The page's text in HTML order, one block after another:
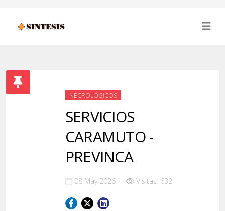
NECROLÓGICOS
SERVICIOS
CARAMUTO -
PREVINCA
08 May 2026 Visitas: 632